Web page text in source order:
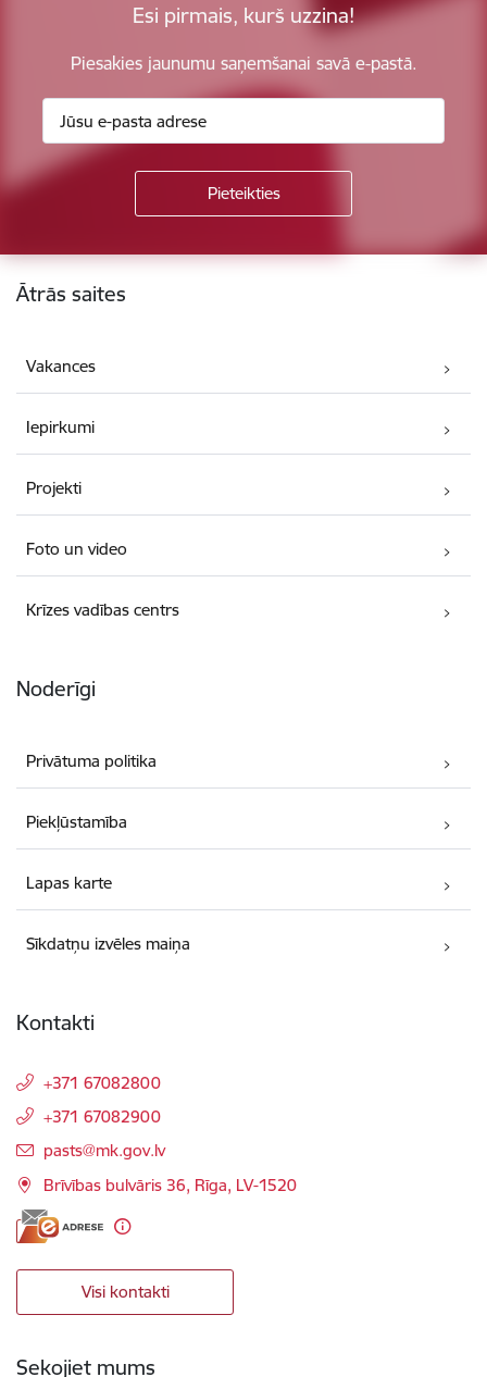
Esi pirmais, kurš uzzina!
Piesakies jaunumu saņemšanai savā e-pastā.
Kājene
Ātrās saites
Vakances
Iepirkumi
Projekti
Foto un video
Krīzes vadības centrs
Noderīgi
Privātuma politika
Piekļūstamība
Lapas karte
Sīkdatņu izvēles maiņa
Kontakti
+371 67082800
+371 67082900
E-pasts:
pasts@mk.gov.lv
Brīvības bulvāris 36, Rīga, LV-1520
Visi kontakti
Sekojiet mums